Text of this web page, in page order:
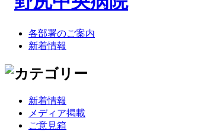
各部署のご案内
新着情報
新着情報
メディア掲載
ご意見箱